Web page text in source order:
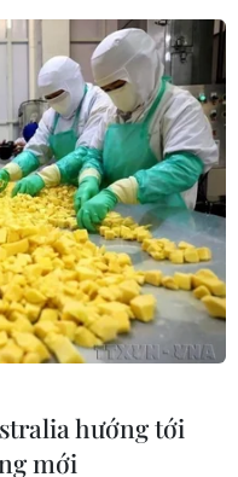
#Companion
hướng tới
mới